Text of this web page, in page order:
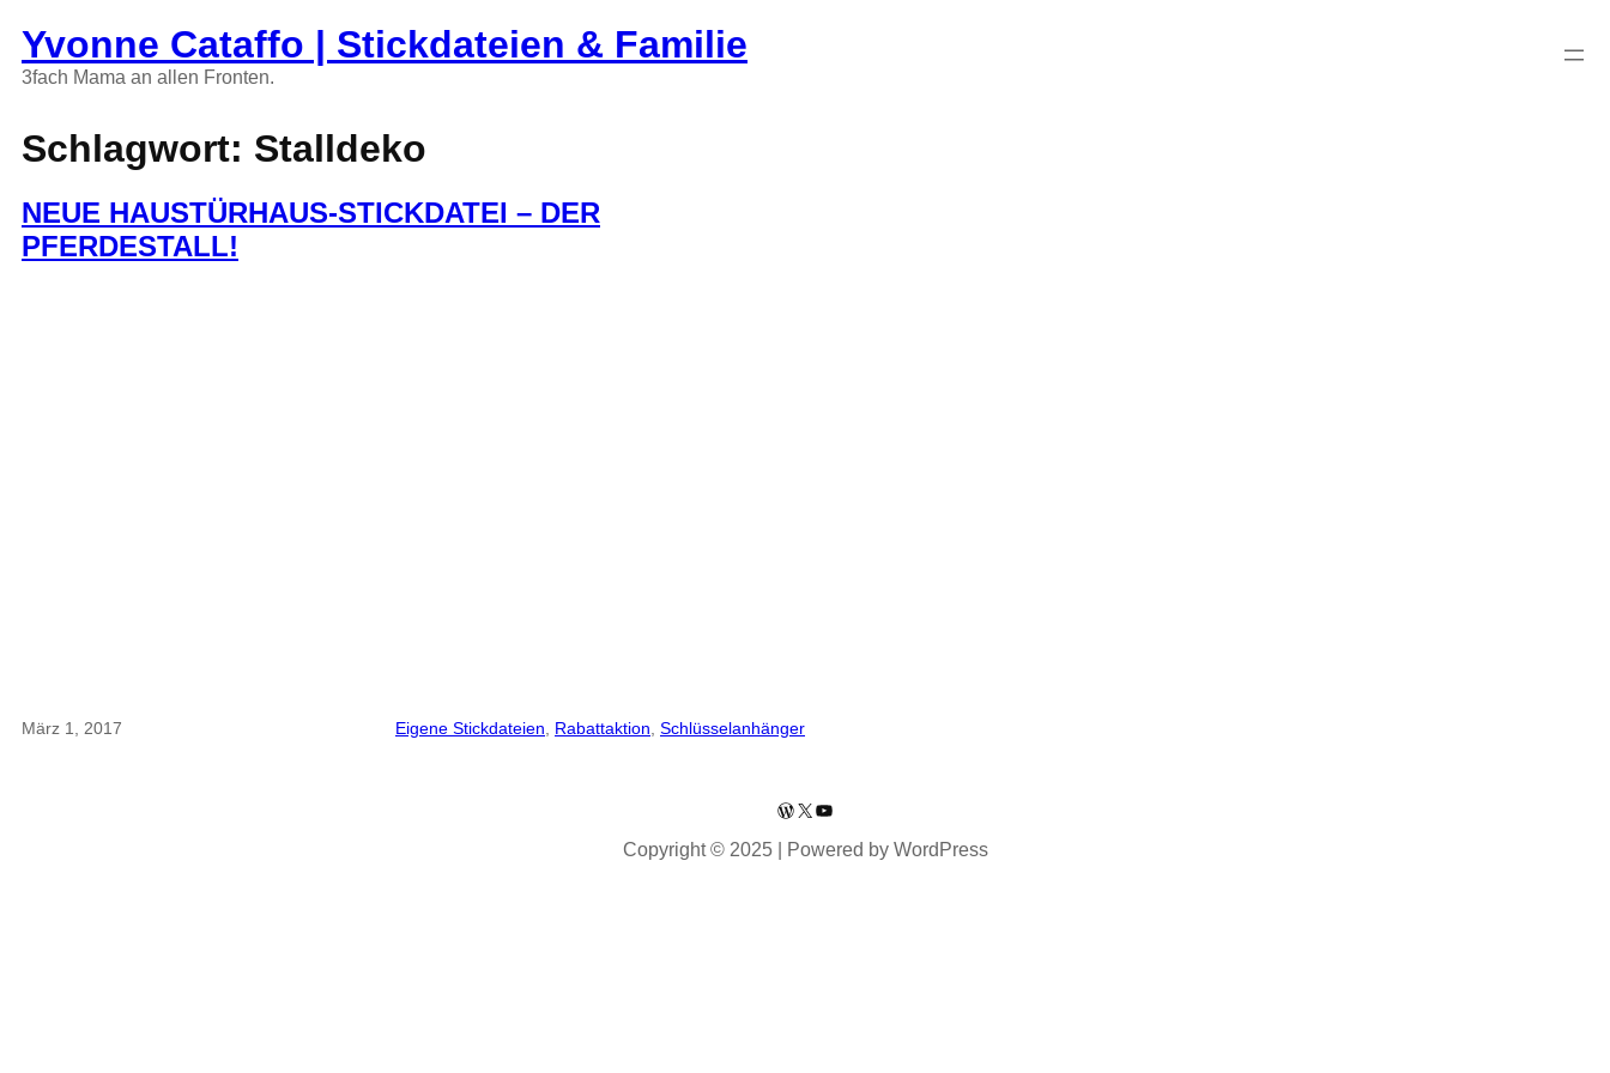
Inhalt
springen
Yvonne Cataffo | Stickdateien & Familie
3fach Mama an allen Fronten.
Schlagwort: Stalldeko
NEUE HAUSTÜRHAUS-STICKDATEI – DER
PFERDESTALL!
März 1, 2017 Eigene Stickdateien, Rabattaktion, Schlüsselanhänger
WordPress
X YouTube
Copyright © 2025 | Powered by WordPress